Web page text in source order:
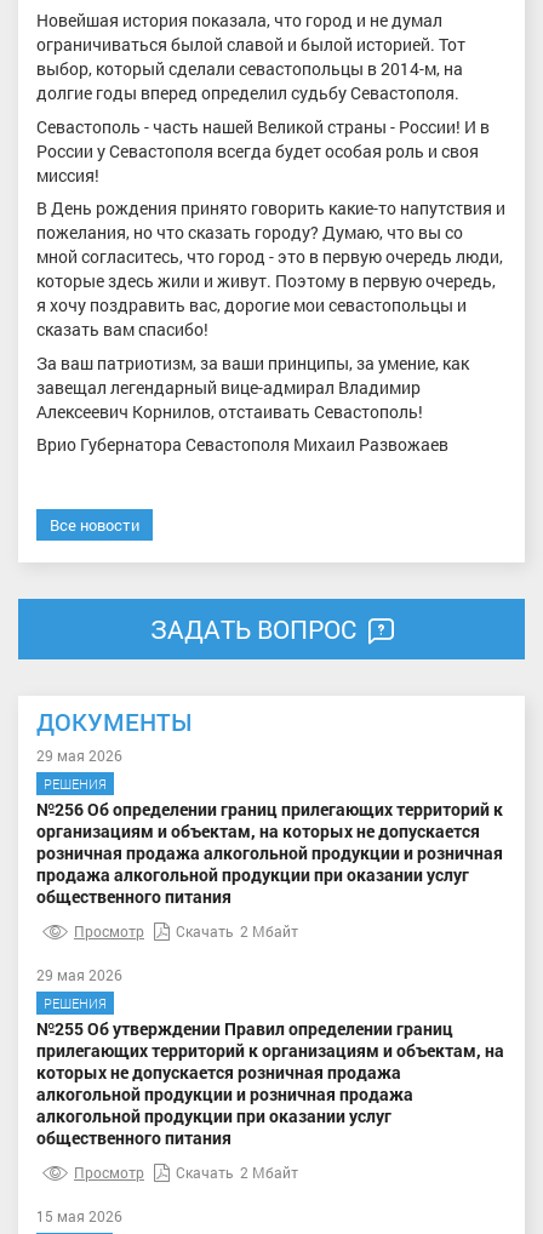
Новейшая история показала, что город и не думал
ограничиваться былой славой и былой историей. Тот
выбор, который сделали севастопольцы в 2014-м, на
долгие годы вперед определил судьбу Севастополя.
Севастополь - часть нашей Великой страны - России! И в
России у Севастополя всегда будет особая роль и своя
миссия!
В День рождения принято говорить какие-то напутствия и
пожелания, но что сказать городу? Думаю, что вы со
мной согласитесь, что город - это в первую очередь люди,
которые здесь жили и живут. Поэтому в первую очередь,
я хочу поздравить вас, дорогие мои севастопольцы и
сказать вам спасибо!
За ваш патриотизм, за ваши принципы, за умение, как
завещал легендарный вице-адмирал Владимир
Алексеевич Корнилов, отстаивать Севастополь!
Врио Губернатора Севастополя Михаил Развожаев
Все новости
ЗАДАТЬ ВОПРОС
ДОКУМЕНТЫ
29 мая 2026
РЕШЕНИЯ
№256 Об определении границ прилегающих территорий к
организациям и объектам, на которых не допускается
розничная продажа алкогольной продукции и розничная
продажа алкогольной продукции при оказании услуг
общественного питания
Просмотр Скачать 2 Мбайт
29 мая 2026
РЕШЕНИЯ
№255 Об утверждении Правил определении границ
прилегающих территорий к организациям и объектам, на
которых не допускается розничная продажа
алкогольной продукции и розничная продажа
алкогольной продукции при оказании услуг
общественного питания
Просмотр Скачать 2 Мбайт
15 мая 2026